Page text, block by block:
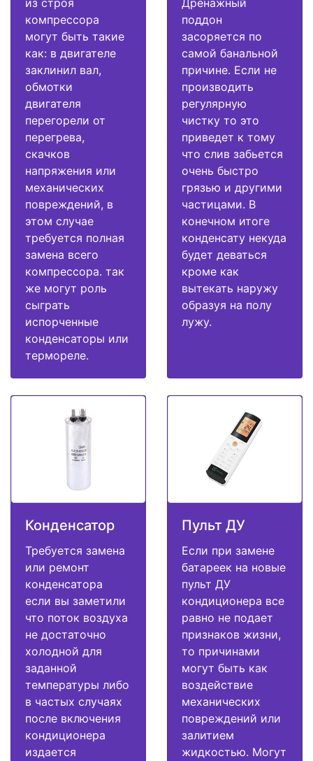
компрессора
могут быть такие
как: в двигателе
заклинил вал,
обмотки
двигателя
перегорели от
перегрева,
скачков
напряжения или
механических
повреждений, в
этом случае
требуется полная
замена всего
компрессора. так
же могут роль
сыграть
испорченные
конденсаторы или
термореле.
поддон
засоряется по
самой банальной
причине. Если не
производить
регулярную
чистку то это
приведет к тому
что слив забьется
очень быстро
грязью и другими
частицами. В
конечном итоге
конденсату некуда
будет деваться
кроме как
вытекать наружу
образуя на полу
лужу.
Конденсатор
Требуется замена
или ремонт
конденсатора
если вы заметили
что поток воздуха
не достаточно
холодной для
заданной
температуры либо
в частых случаях
после включения
кондиционера
издается
Пульт ДУ
Если при замене
батареек на новые
пульт ДУ
кондиционера все
равно не подает
признаков жизни,
то причинами
могут быть как
воздействие
механических
повреждений или
залитием
жидкостью. Могут